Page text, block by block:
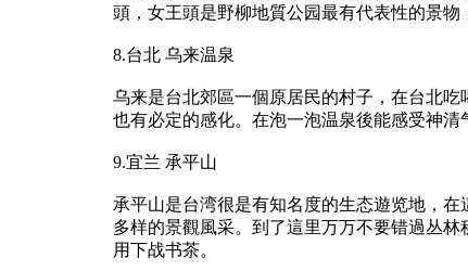
頭，女王頭是野柳地質公园最有代表性的景物
8.台北 乌来温泉
乌来是台北郊區一個原居民的村子，在台北
也有必定的感化。在泡一泡温泉後能感受神清
9.宜兰 承平山
承平山是台湾很是有知名度的生态遊览地，
多样的景觀風采。到了這里万万不要错過丛
用下战书茶。